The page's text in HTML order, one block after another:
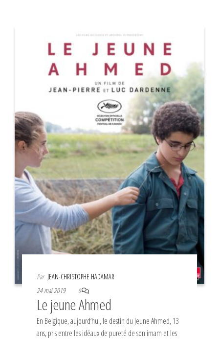
Par JEAN-CHRISTOPHE HADAMAR
24 mai 2019
0
Le jeune Ahmed
En Belgique, aujourd’hui, le destin du Jeune Ahmed, 13
ans, pris entre les idéaux de pureté de son imam et les